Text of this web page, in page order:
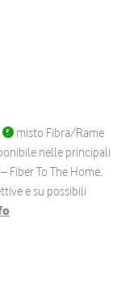
misto Fibra/Rame
nelle principali
– Fiber To The Home.
e su possibili